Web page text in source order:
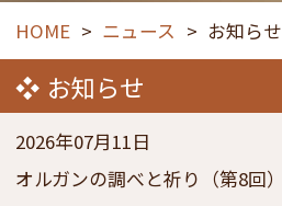
HOME > ニュース > お知らせ
お知らせ
2026年07月11日
オルガンの調べと祈り（第8回）